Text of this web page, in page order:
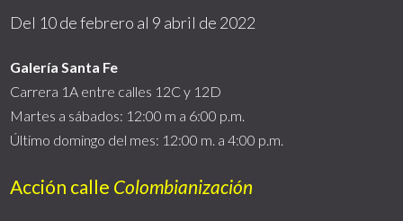
Del 10 de febrero al 9 abril de 2022
Galería Santa Fe
Carrera 1A entre calles 12C y 12D
Martes a sábados: 12:00 m a 6:00 p.m.
Último domingo del mes: 12:00 m. a 4:00 p.m.
Acción calle Colombianización